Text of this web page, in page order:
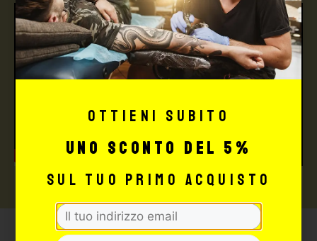
Ottieni subito
uno sconto del 5%
sul tuo primo acquisto